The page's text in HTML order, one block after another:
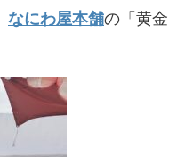
なにわ屋本舗の「黄金